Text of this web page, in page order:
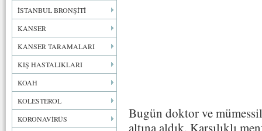
İSTANBUL BRONŞİTİ
KANSER
KANSER TARAMALARI
KIŞ HASTALIKLARI
KOAH
KOLESTEROL
KORONAVİRÜS
Bugün doktor ve
altına aldık. Karşılıklı